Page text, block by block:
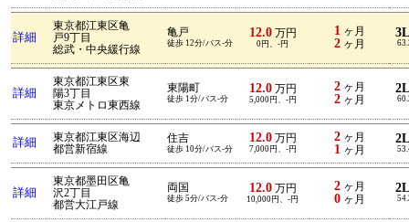
詳細
東京都江東区亀
戸9丁目
総武・中央緩行線
亀戸
徒歩 12分/バス-分
12.0万円
0円、-円
1 ヶ月
2ヶ月
詳細
東京都江東区東
陽3丁目
東京メトロ東西線
東陽町
徒歩 1分/バス-分
12.0万円
5,000円、-円
2ヶ月
2ヶ月
詳細
東京都江東区海辺
都営新宿線
住吉
徒歩 10分/バス-分
12.0万円
7,000円、-円
2ヶ月
1 ヶ月
詳細
東京都墨田区亀
沢2丁目
都営大江戸線
両国
徒歩 5分/バス-分
12.0万円
10,000円、-円
2ヶ月
0ヶ月